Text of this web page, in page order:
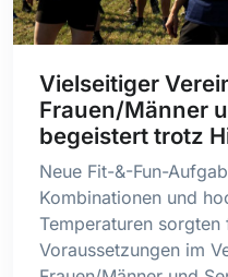
Vielseitiger
Frauen/Männer
begeistert trotz
Neue Fit-&-Fun-
Kombinationen und
Temperaturen
Voraussetzungen im